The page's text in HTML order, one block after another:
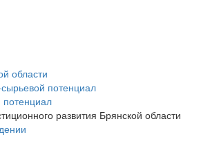
области
потенциал
развития Брянской области